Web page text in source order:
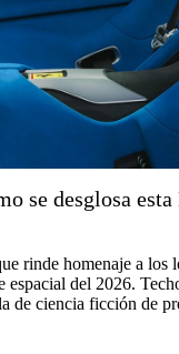
se desglosa esta
rinde homenaje a los
del 2026.
de ciencia ficción de